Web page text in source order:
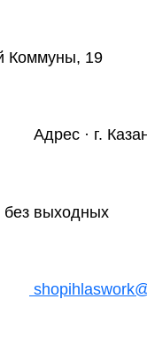
Коммуны, 19
Адрес · г.
без выходных